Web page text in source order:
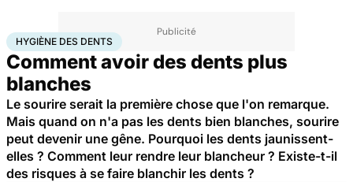
AccueilBien-êtreHygiène des dents
HYGIÈNE DES DENTS
Comment avoir des dents plus
blanches
Le sourire serait la première chose que l'on remarque.
Mais quand on n'a pas les dents bien blanches, sourire
peut devenir une gêne. Pourquoi les dents jaunissent-
elles ? Comment leur rendre leur blancheur ? Existe-t-il
des risques à se faire blanchir les dents ?